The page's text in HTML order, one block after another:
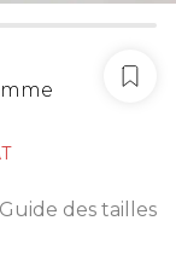
Guide des tailles